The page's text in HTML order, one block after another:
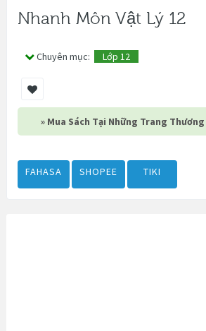
Nhanh Môn Vật Lý 12
Chuyên mục: Lớp 12
» Mua Sách Tại Những Trang
FAHASA SHOPEE TIKI